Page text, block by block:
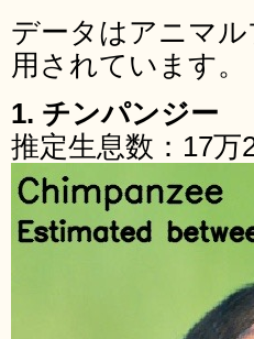
データはアニマ
用されています。
1. チンパンジー
推定生息数：17万